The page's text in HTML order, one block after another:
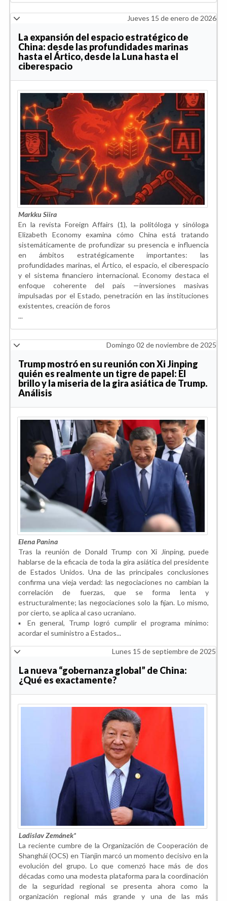
Jueves 15 de enero de 2026
La expansión del espacio estratégico de
China: desde las profundidades marinas
hasta el Ártico, desde la Luna hasta el
ciberespacio
Markku Siira
En la revista Foreign Affairs (1), la politóloga y sinóloga
Elizabeth Economy examina cómo China está tratando
sistemáticamente de profundizar su presencia e influencia
en ámbitos estratégicamente importantes: las
profundidades marinas, el Ártico, el espacio, el ciberespacio
y el sistema financiero internacional. Economy destaca el
enfoque coherente del país —inversiones masivas
impulsadas por el Estado, penetración en las instituciones
existentes, creación de foros
...
Domingo 02 de noviembre de 2025
Trump mostró en su reunión con Xi Jinping
quién es realmente un tigre de papel: El
brillo y la miseria de la gira asiática de Trump.
Análisis
Elena Panina
Tras la reunión de Donald Trump con Xi Jinping, puede
hablarse de la eficacia de toda la gira asiática del presidente
de Estados Unidos. Una de las principales conclusiones
confirma una vieja verdad: las negociaciones no cambian la
correlación de fuerzas, que se forma lenta y
estructuralmente; las negociaciones solo la fijan. Lo mismo,
por cierto, se aplica al caso ucraniano.
▪️ En general, Trump logró cumplir el programa mínimo:
acordar el suministro a Estados...
Lunes 15 de septiembre de 2025
La nueva “gobernanza global” de China:
¿Qué es exactamente?
Ladislav Zemánek*
La reciente cumbre de la Organización de Cooperación de
Shanghái (OCS) en Tianjin marcó un momento decisivo en la
evolución del grupo. Lo que comenzó hace más de dos
décadas como una modesta plataforma para la coordinación
de la seguridad regional se presenta ahora como la
organización regional más grande y una de las más